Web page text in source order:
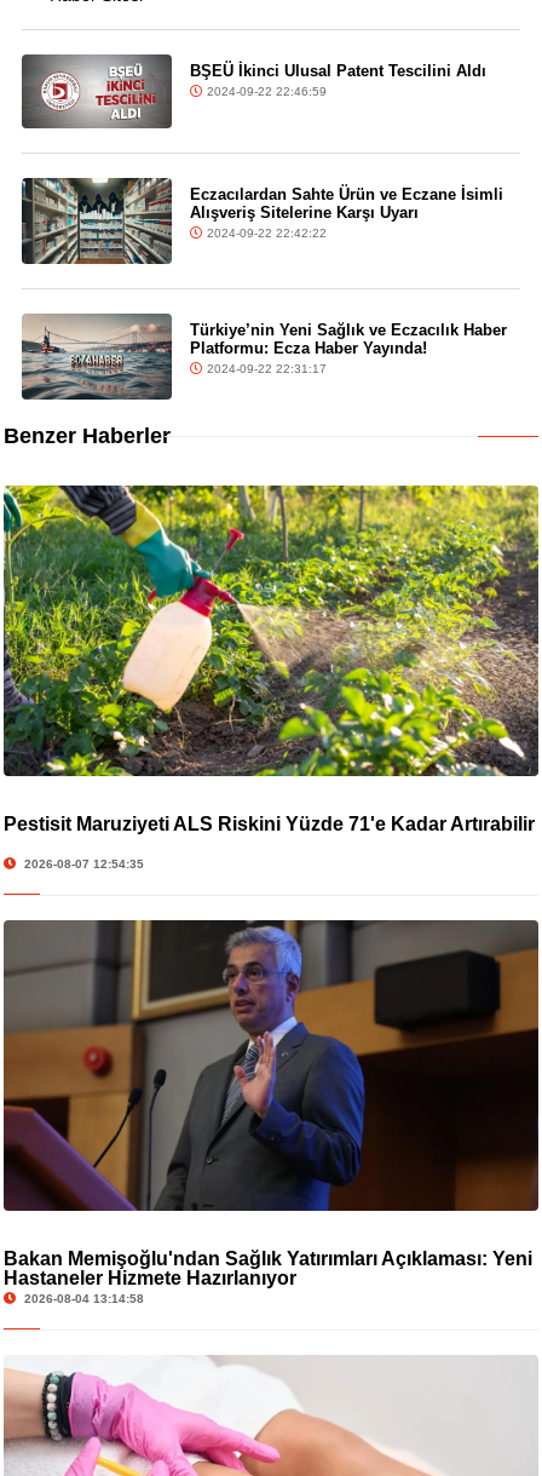
BŞEÜ İkinci Ulusal Patent Tescilini Aldı
2024-09-22 22:46:59
Eczacılardan Sahte Ürün ve Eczane İsimli
Alışveriş Sitelerine Karşı Uyarı
2024-09-22 22:42:22
Türkiye’nin Yeni Sağlık ve Eczacılık Haber
Platformu: Ecza Haber Yayında!
2024-09-22 22:31:17
Benzer Haberler
Pestisit Maruziyeti ALS Riskini Yüzde 71'e Kadar Artırabilir
2026-08-07 12:54:35
Bakan Memişoğlu'ndan Sağlık Yatırımları Açıklaması: Yeni
Hastaneler Hizmete Hazırlanıyor
2026-08-04 13:14:58